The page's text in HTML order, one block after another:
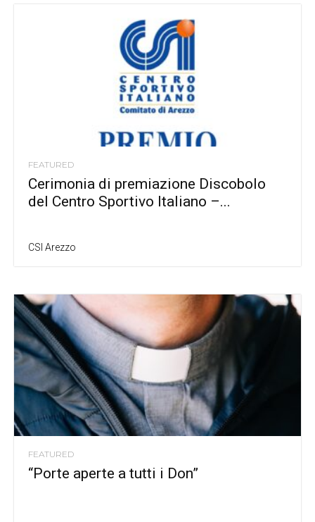
FEATURED
Cerimonia di premiazione Discobolo
del Centro Sportivo Italiano –...
CSI Arezzo
FEATURED
“Porte aperte a tutti i Don”